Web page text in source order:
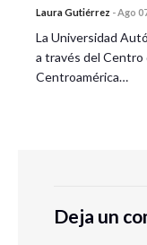
Laura Gutiérrez - Ago
La Universidad
a través del Centro
Centroamérica…
Deja un